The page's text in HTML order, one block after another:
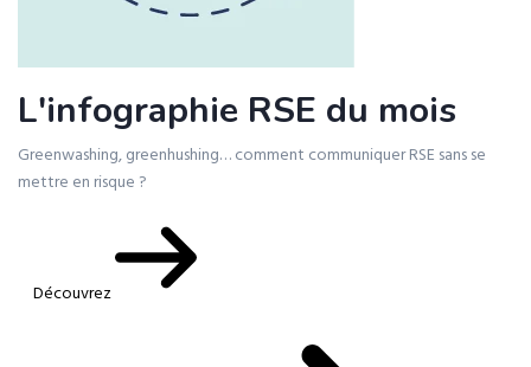
L'infographie RSE du mois
Greenwashing, greenhushing… comment communiquer RSE sans se
mettre en risque ?
Découvrez